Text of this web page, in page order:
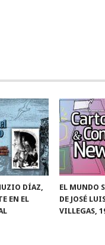
DÍAZ,
EN EL
EL MUNDO
DE JOSÉ
VILLEGAS,